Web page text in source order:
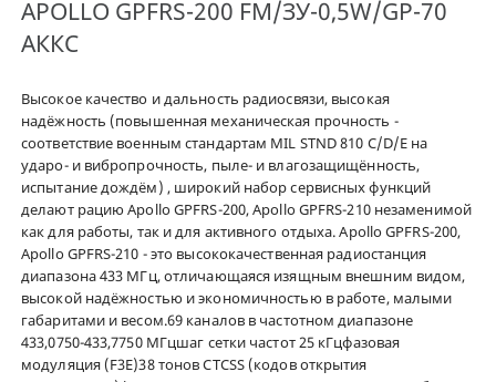
APOLLO GPFRS-200 FM/ЗУ-0,5W/GP-70
АККС
Высокое качество и дальность радиосвязи, высокая
надёжность (повышенная механическая прочность -
соответствие военным стандартам MIL STND 810 C/D/E на
ударо- и вибропрочность, пыле- и влагозащищённость,
испытание дождём) , широкий набор сервисных функций
делают рацию Apollo GPFRS-200, Apollo GPFRS-210 незаменимой
как для работы, так и для активного отдыха. Apollo GPFRS-200,
Apollo GPFRS-210 - это высококачественная радиостанция
диапазона 433 МГц, отличающаяся изящным внешним видом,
высокой надёжностью и экономичностью в работе, малыми
габаритами и весом.69 каналов в частотном диапазоне
433,0750-433,7750 МГцшаг сетки частот 25 кГцфазовая
модуляция (F3E)38 тонов CTCSS (кодов открытия